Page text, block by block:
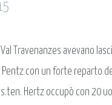
Travenanzes avevano
Pentz con un forte reparto
s.ten. Hertz occupò con 20